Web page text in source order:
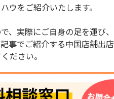
ウをご紹介いたします。
、実際にご自身の足を運び
事でご紹介する中国店舗出
ださい。